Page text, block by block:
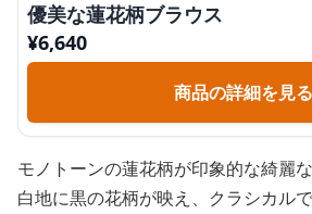
優美な蓮花柄ブラウス
¥6,640
商品の詳細を見る
モノトーンの蓮花柄が印象的な綺麗な
白地に黒の花柄が映え、クラシカル